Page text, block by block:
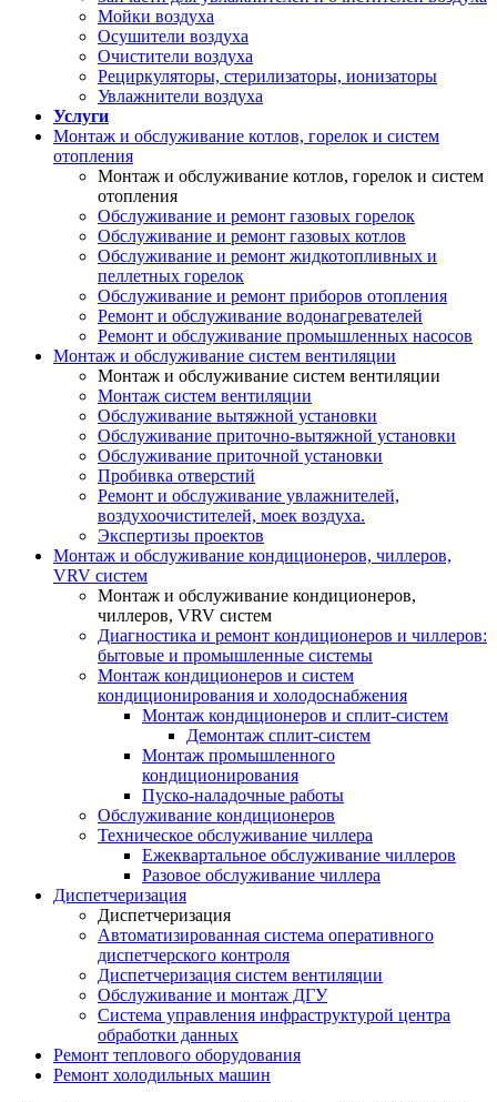
Мойки воздуха
Осушители воздуха
Очистители воздуха
Рециркуляторы, стерилизаторы, ионизаторы
Увлажнители воздуха
Услуги
Монтаж и обслуживание котлов, горелок и систем
отопления
Монтаж и обслуживание котлов, горелок и систем
отопления
Обслуживание и ремонт газовых горелок
Обслуживание и ремонт газовых котлов
Обслуживание и ремонт жидкотопливных и
пеллетных горелок
Обслуживание и ремонт приборов отопления
Ремонт и обслуживание водонагревателей
Ремонт и обслуживание промышленных насосов
Монтаж и обслуживание систем вентиляции
Монтаж и обслуживание систем вентиляции
Монтаж систем вентиляции
Обслуживание вытяжной установки
Обслуживание приточно-вытяжной установки
Обслуживание приточной установки
Пробивка отверстий
Ремонт и обслуживание увлажнителей,
воздухоочистителей, моек воздуха.
Экспертизы проектов
Монтаж и обслуживание кондиционеров, чиллеров,
VRV систем
Монтаж и обслуживание кондиционеров,
чиллеров, VRV систем
Диагностика и ремонт кондиционеров и чиллеров:
бытовые и промышленные системы
Монтаж кондиционеров и систем
кондиционирования и холодоснабжения
Монтаж кондиционеров и сплит-систем
Демонтаж сплит-систем
Монтаж промышленного
кондиционирования
Пуско-наладочные работы
Обслуживание кондиционеров
Техническое обслуживание чиллера
Ежеквартальное обслуживание чиллеров
Разовое обслуживание чиллера
Диспетчеризация
Диспетчеризация
Автоматизированная система оперативного
диспетчерского контроля
Диспетчеризация систем вентиляции
Обслуживание и монтаж ДГУ
Система управления инфраструктурой центра
обработки данных
Ремонт теплового оборудования
Ремонт холодильных машин